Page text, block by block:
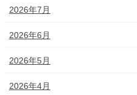
2026年7月
2026年6月
2026年5月
2026年4月